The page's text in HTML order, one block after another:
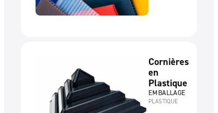
Cornières
en
Plastique
EMBALLAGE
PLASTIQUE